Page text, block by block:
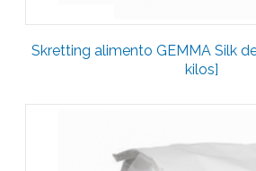
Skretting alimento GEMMA Silk
kilos]